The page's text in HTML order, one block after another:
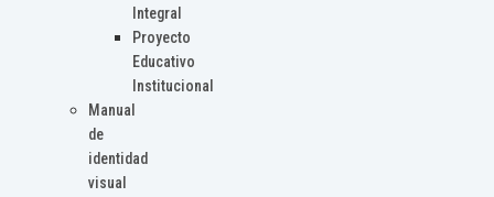
Integral
Proyecto
Educativo
Institucional
Manual
de
identidad
visual